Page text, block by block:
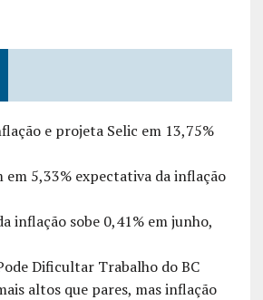
e projeta Selic em 13,75%
5,33% expectativa da inflação
inflação sobe 0,41% em junho,
Dificultar Trabalho do BC
altos que pares, mas inflação